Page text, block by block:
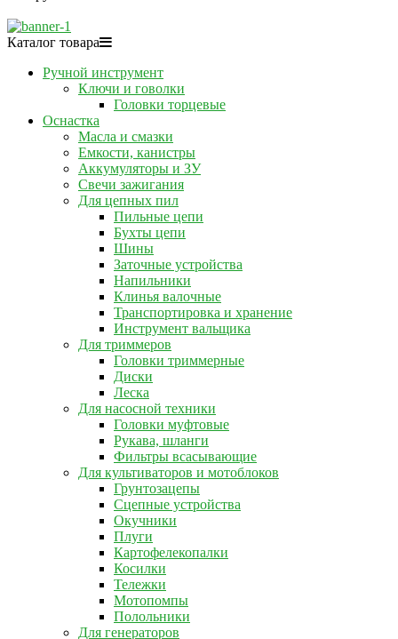
Каталог товара
Ручной инструмент
Ключи и говолки
Головки торцевые
Оснастка
Масла и смазки
Емкости, канистры
Аккумуляторы и ЗУ
Свечи зажигания
Для цепных пил
Пильные цепи
Бухты цепи
Шины
Заточные устройства
Напильники
Клинья валочные
Транспортировка и хранение
Инструмент вальщика
Для триммеров
Головки триммерные
Диски
Леска
Для насосной техники
Головки муфтовые
Рукава, шланги
Фильтры всасывающие
Для культиваторов и мотоблоков
Грунтозацепы
Сцепные устройства
Окучники
Плуги
Картофелекопалки
Косилки
Тележки
Мотопомпы
Полольники
Для генераторов